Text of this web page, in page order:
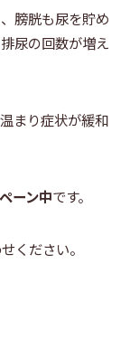
膀胱も尿を貯め
尿の回数が増え
まり症状が緩和
ーン中です。
ください。